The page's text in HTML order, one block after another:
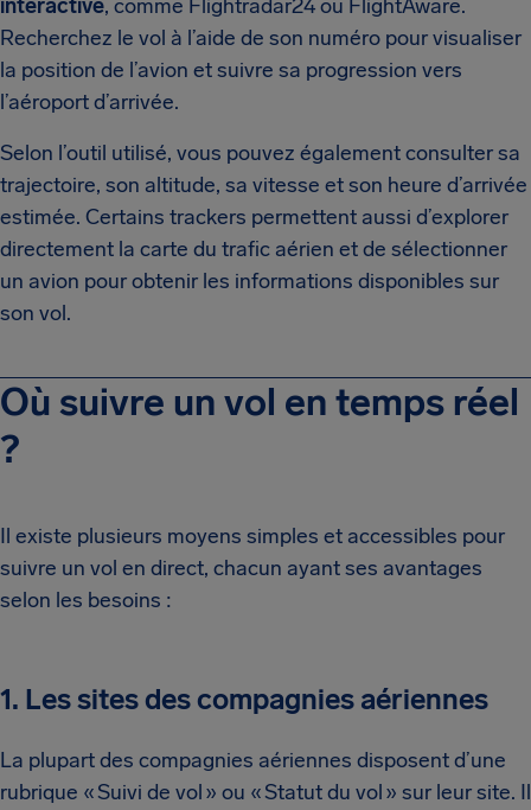
interactive, comme Flightradar24 ou FlightAware.
Recherchez le vol à l’aide de son numéro pour visualiser
la position de l’avion et suivre sa progression vers
l’aéroport d’arrivée.
Selon l’outil utilisé, vous pouvez également consulter sa
trajectoire, son altitude, sa vitesse et son heure d’arrivée
estimée. Certains trackers permettent aussi d’explorer
directement la carte du trafic aérien et de sélectionner
un avion pour obtenir les informations disponibles sur
son vol.
Où suivre un vol en temps réel
?
Il existe plusieurs moyens simples et accessibles pour
suivre un vol en direct, chacun ayant ses avantages
selon les besoins :
1. Les sites des compagnies aériennes
La plupart des compagnies aériennes disposent d’une
rubrique « Suivi de vol » ou « Statut du vol » sur leur site. Il